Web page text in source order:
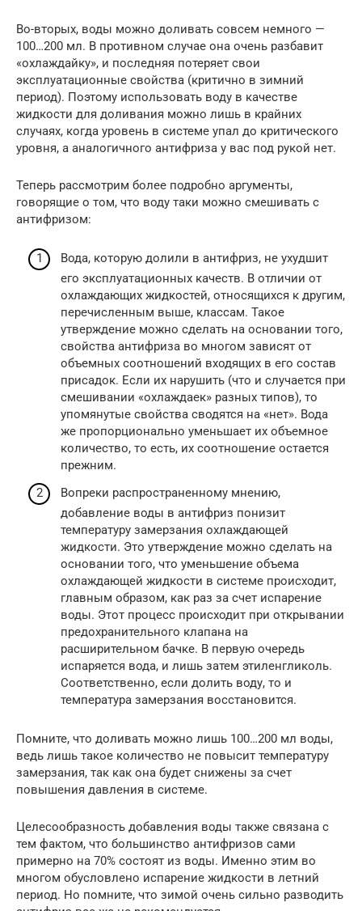
Во-вторых, воды можно доливать совсем немного —
100…200 мл. В противном случае она очень разбавит
«охлаждайку», и последняя потеряет свои
эксплуатационные свойства (критично в зимний
период). Поэтому использовать воду в качестве
жидкости для доливания можно лишь в крайних
случаях, когда уровень в системе упал до критического
уровня, а аналогичного антифриза у вас под рукой нет.
Теперь рассмотрим более подробно аргументы,
говорящие о том, что воду таки можно смешивать с
антифризом:
Вода, которую долили в антифриз, не ухудшит
его эксплуатационных качеств. В отличии от
охлаждающих жидкостей, относящихся к другим,
перечисленным выше, классам. Такое
утверждение можно сделать на основании того,
свойства антифриза во многом зависят от
объемных соотношений входящих в его состав
присадок. Если их нарушить (что и случается при
смешивании «охлаждаек» разных типов), то
упомянутые свойства сводятся на «нет». Вода
же пропорционально уменьшает их объемное
количество, то есть, их соотношение остается
прежним.
Вопреки распространенному мнению,
добавление воды в антифриз понизит
температуру замерзания охлаждающей
жидкости. Это утверждение можно сделать на
основании того, что уменьшение объема
охлаждающей жидкости в системе происходит,
главным образом, как раз за счет испарение
воды. Этот процесс происходит при открывании
предохранительного клапана на
расширительном бачке. В первую очередь
испаряется вода, и лишь затем этиленгликоль.
Соответственно, если долить воду, то и
температура замерзания восстановится.
Помните, что доливать можно лишь 100…200 мл воды,
ведь лишь такое количество не повысит температуру
замерзания, так как она будет снижены за счет
повышения давления в системе.
Целесообразность добавления воды также связана с
тем фактом, что большинство антифризов сами
примерно на 70% состоят из воды. Именно этим во
многом обусловлено испарение жидкости в летний
период. Но помните, что зимой очень сильно разводить